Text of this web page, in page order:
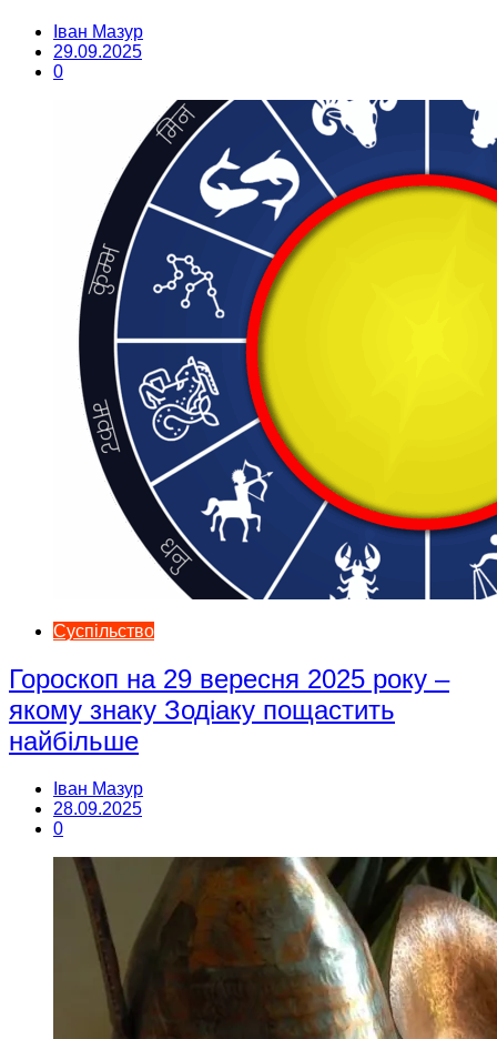
Іван Мазур
29.09.2025
0
Суспільство
Гороскоп на 29 вересня 2025 року –
якому знаку Зодіаку пощастить
найбільше
Іван Мазур
28.09.2025
0